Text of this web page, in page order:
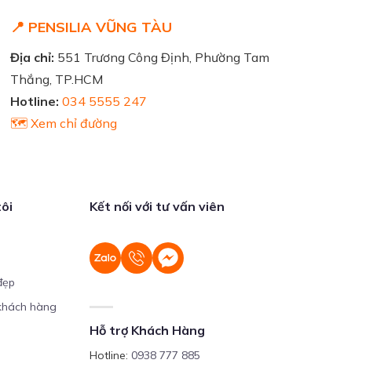
📍 PENSILIA VŨNG TÀU
Địa chỉ: 551 Trương Công Định, Phường Tam
Thắng, TP.HCM
Hotline: 034 5555 247
🗺️ Xem chỉ đường
hàng
Kết nối với tư vấn viên
Hỗ trợ Khách Hàng
Hotline:0938 777 885